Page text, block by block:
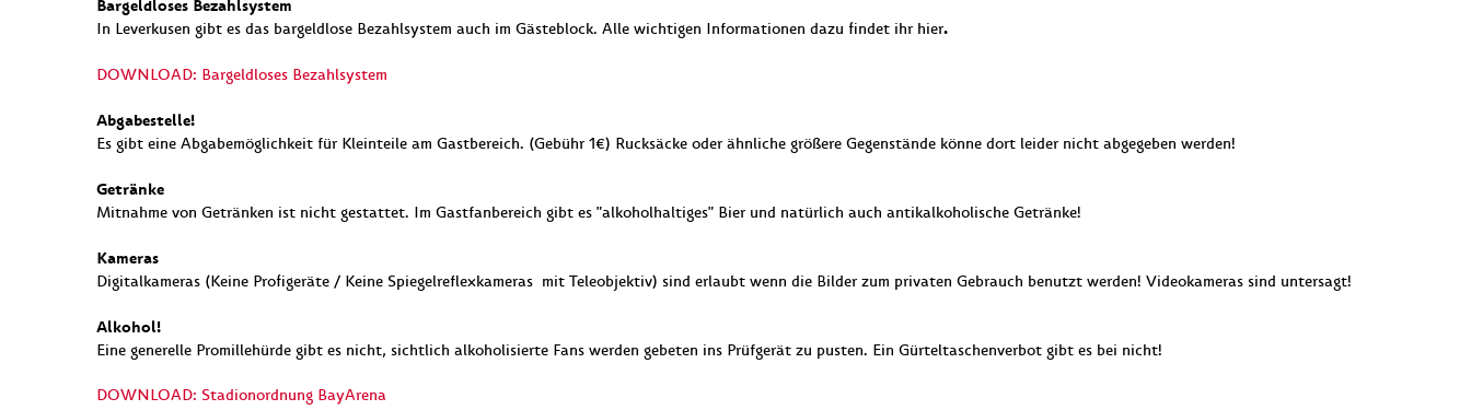
Bargeldloses Bezahlsystem
In Leverkusen gibt es das bargeldlose Bezahlsystem auch im Gästeblock. Alle wichtigen Informationen dazu findet ihr hier.
DOWNLOAD: Bargeldloses Bezahlsystem
Abgabestelle!
Es gibt eine Abgabemöglichkeit für Kleinteile am Gastbereich. (Gebühr 1€) Rucksäcke oder ähnliche größere Gegenstände könne dort leider nicht abgegeben werden!
Getränke
Mitnahme von Getränken ist nicht gestattet. Im Gastfanbereich gibt es "alkoholhaltiges" Bier und natürlich auch antikalkoholische Getränke!
Kameras
Digitalkameras (Keine Profigeräte / Keine Spiegelreflexkameras mit Teleobjektiv) sind erlaubt wenn die Bilder zum privaten Gebrauch benutzt werden! Videokameras sind untersagt!
Alkohol!
Eine generelle Promillehürde gibt es nicht, sichtlich alkoholisierte Fans werden gebeten ins Prüfgerät zu pusten. Ein Gürteltaschenverbot gibt es bei nicht!
DOWNLOAD: Stadionordnung BayArena